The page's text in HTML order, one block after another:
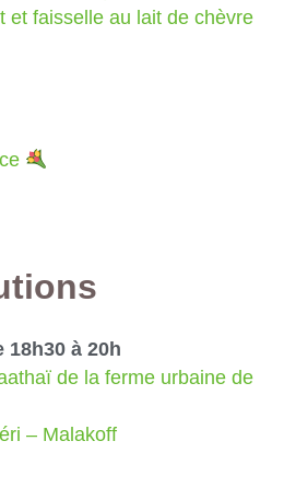
et faisselle au lait de chèvre
à 20h
de la ferme urbaine de
– Malakoff